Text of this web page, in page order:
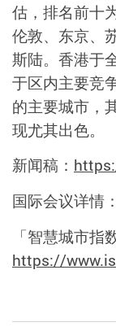
估，排名前十
伦敦、东京、
斯陆。香港于
于区内主要竞
的主要城市，
现尤其出色。
新闻稿：
国际会议详情：
「智慧城市指
https://